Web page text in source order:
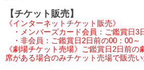
【チケット販売】
《インターネットチケット販売》
・メンバーズカード会員：ご鑑賞日3
・非会員：ご鑑賞日2日前の00：00～
《劇場チケット売場》ご鑑賞日2日前
席がある場合のみチケット売場で販売い